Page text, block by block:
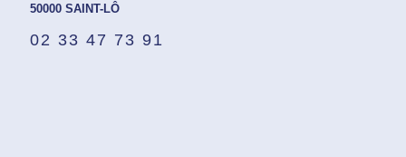
50000 SAINT-LÔ
02 33 47 73 91